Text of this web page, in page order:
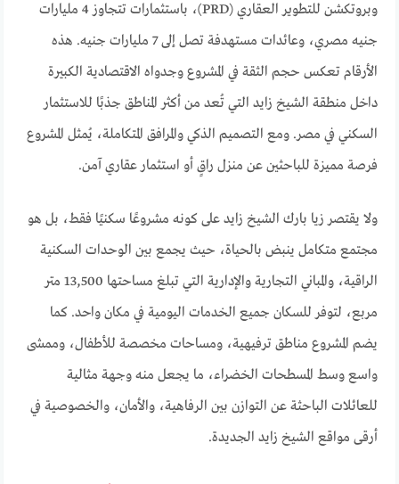
وبروتكشن للتطوير العقاري (PRD)، باستثمارات تتجاوز 4 مليارات
جنيه مصري، وعائدات مستهدفة تصل إلى 7 مليارات جنيه. هذه
الأرقام تعكس حجم الثقة في المشروع وجدواه الاقتصادية الكبيرة
داخل منطقة الشيخ زايد التي تُعد من أكثر المناطق جذبًا للاستثمار
السكني في مصر. ومع التصميم الذكي والمرافق المتكاملة، يُمثل المشروع
فرصة مميزة للباحثين عن منزل راقٍ أو استثمار عقاري آمن.
ولا يقتصر زيا بارك الشيخ زايد على كونه مشروعًا سكنيًا فقط، بل هو
مجتمع متكامل ينبض بالحياة، حيث يجمع بين الوحدات السكنية
الراقية، والمباني التجارية والإدارية التي تبلغ مساحتها 13,500 متر
مربع، لتوفر للسكان جميع الخدمات اليومية في مكان واحد. كما
يضم المشروع مناطق ترفيهية، ومساحات مخصصة للأطفال، وممشى
واسع وسط المسطحات الخضراء، ما يجعل منه وجهة مثالية
للعائلات الباحثة عن التوازن بين الرفاهية، والأمان، والخصوصية في
أرقى مواقع الشيخ زايد الجديدة.